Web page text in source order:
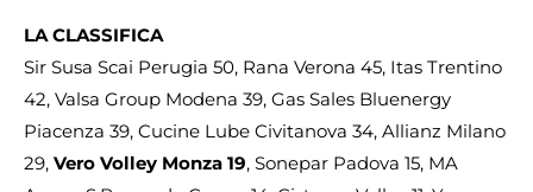
LA CLASSIFICA
Sir Susa Scai Perugia 50, Rana Verona 45, Itas Trentino
42, Valsa Group Modena 39, Gas Sales Bluenergy
Piacenza 39, Cucine Lube Civitanova 34, Allianz Milano
29, Vero Volley Monza 19, Sonepar Padova 15, MA